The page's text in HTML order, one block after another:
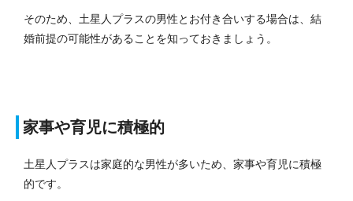
そのため、土星人プラスの男性とお付き合いする場合は、結
婚前提の可能性があることを知っておきましょう。
家事や育児に積極的
土星人プラスは家庭的な男性が多いため、家事や育児に積極
的です。